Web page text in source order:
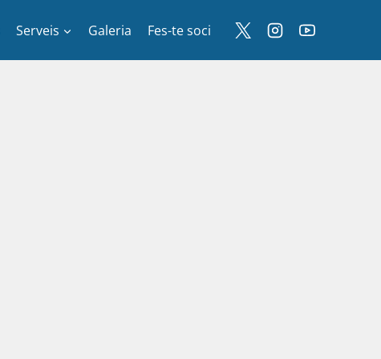
Serveis Galeria Fes-te soci